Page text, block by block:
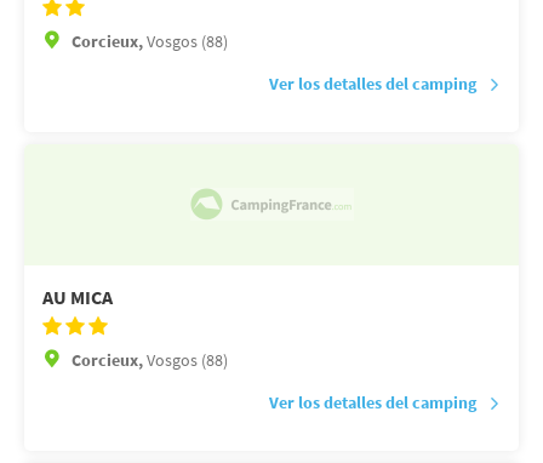
Corcieux,Vosgos (88)
Ver los detalles del camping
AU MICA
Corcieux,Vosgos (88)
Ver los detalles del camping